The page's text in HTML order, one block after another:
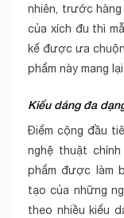
nhiên, trước
của xích đu thì
kế được ưa
phẩm này mang
Kiểu dáng đa
Điểm cộng đầu
nghệ thuật
phẩm được làm
tạo của những
theo nhiều kiểu